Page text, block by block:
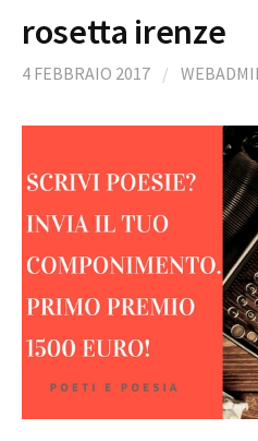
rosetta irenze
4 FEBBRAIO 2017 /